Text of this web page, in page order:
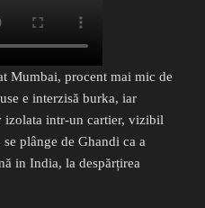
Mumbai, procent mai mic de
e interzisă burka, iar
izolata intr-un cartier, vizibil
plânge de Ghandi ca a
in India, la despărțirea